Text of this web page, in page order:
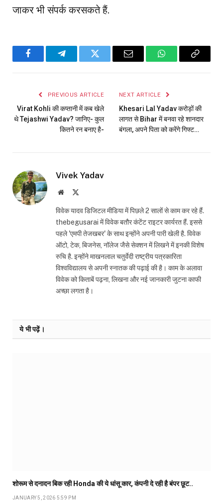
जाकर भी संपर्क करसकते हैं.
FacebookTelegramTwitter Email WhatsAppCopy
PREVIOUS ARTICLE
Virat Kohli की कप्तानी में कब खेले
थे Tejashwi Yadav? जानिए- कुल
कितने रन बनाए है-
NEXT ARTICLE
Khesari Lal Yadav करोड़ों की
लागत से Bihar में बनवा रहे शानदार
बंगला, अपने पिता को करेंगे गिफ्ट…
Vivek Yadav
Website
विवेक यादव डिजिटल मीडिया में पिछले 2 सालों से काम कर रहे हैं.
thebegusarai में विवेक बतौर कंटेंट राइटर कार्यरत हैं. इससे
पहले 'एमपी तेजखबर' के साथ इन्होंने अपनी पारी खेली है. विवेक
ऑटो, टेक, बिजनेस, नॉलेज जैसे सेक्शन में लिखने में इनकी विशेष
रुचि है. इन्होंने माखनलाल चतुर्वेदी राष्ट्रीय पत्रकारिता
विश्वविद्यालय से अपनी स्नातक की पढ़ाई की है। काम के अलावा
विवेक को किताबें पढ़ना, लिखना और नई जानकारी जुटना काफी
अच्छा लगता है।
ये भी पढ़ें।
शोरूम से दनादन बिक रही Honda की ये धांसू कार, कंपनी दे रही है बंपर छूट..
JANUARY 5, 2026 5:59 PM